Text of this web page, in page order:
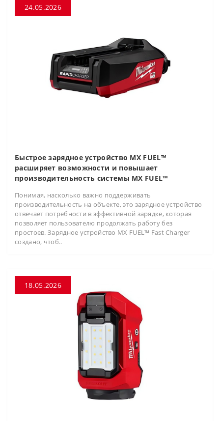
24.05.2026
Быстрое зарядное устройство MX FUEL™
расширяет возможности и повышает
производительность системы MX FUEL™
Понимая, насколько важно поддерживать
производительность на объекте, это зарядное устройство
отвечает потребности в эффективной зарядке, которая
позволяет пользователю продолжать работу без
простоев. Зарядное устройство MX FUEL™ Fast Charger
создано, чтоб..
18.05.2026